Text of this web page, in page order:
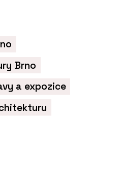
produkt
adekvátně
LD Seating. Firma
má nový
Brno
a expozice